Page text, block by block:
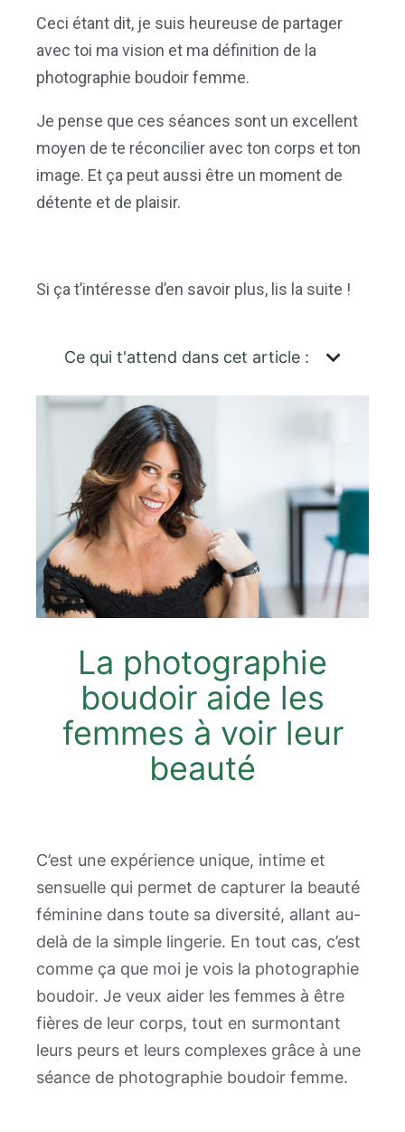
Ceci étant dit, je suis heureuse de partager
avec toi ma vision et ma définition de la
photographie boudoir femme.
Je pense que ces séances sont un excellent
moyen de te réconcilier avec ton corps et ton
image. Et ça peut aussi être un moment de
détente et de plaisir.
Si ça t’intéresse d’en savoir plus, lis la suite !
Ce qui t'attend dans cet article :
La photographie
boudoir aide les
femmes à voir leur
beauté
C’est une expérience unique, intime et
sensuelle qui permet de capturer la beauté
féminine dans toute sa diversité, allant au-
delà de la simple lingerie. En tout cas, c’est
comme ça que moi je vois la photographie
boudoir. Je veux aider les femmes à être
fières de leur corps, tout en surmontant
leurs peurs et leurs complexes grâce à une
séance de photographie boudoir femme.